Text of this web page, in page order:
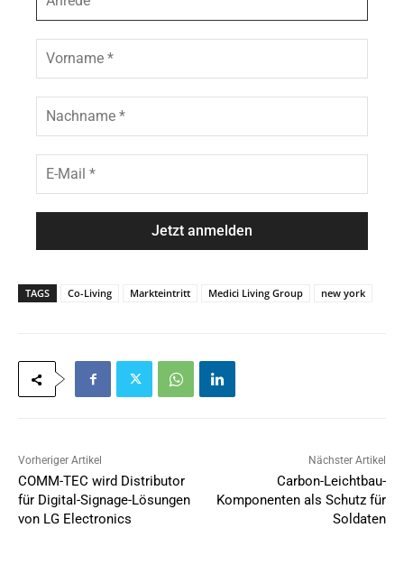
r
e
e
r
n
m
c
h
a
M
a
l
TAGS Co-Living Markteintritt Medici Living Group new york
Vorheriger Artikel
COMM-TEC wird Distributor
für Digital-Signage-Lösungen
von LG Electronics
Nächster Artikel
Carbon-Leichtbau-
Komponenten als Schutz für
Soldaten